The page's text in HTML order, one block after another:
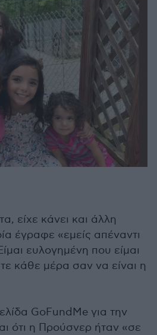
είχε κάνει και άλλη
έγραφε «εμείς απέναντι
ευλογημένη που είμαι
κάθε μέρα σαν να είναι η
GoFundMe για την
ότι η Προύσνερ ήταν «σε